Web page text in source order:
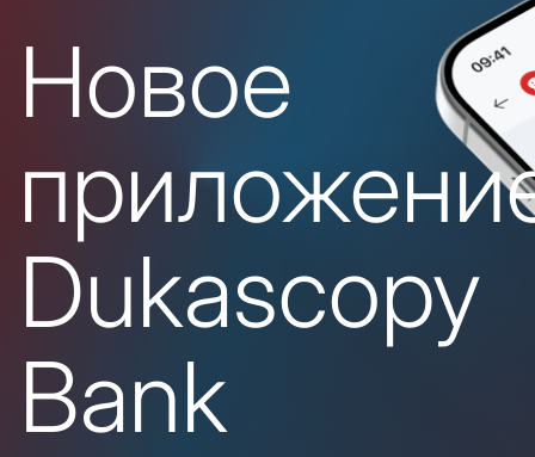
Новое
Dukascopy
Bank